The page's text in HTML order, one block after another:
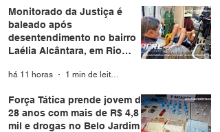
Monitorado da Justiça é
baleado após
desentendimento no bairro
Laélia Alcântara, em Rio
há 11 horas 1 min de leitura
Força Tática prende jovem de
28 anos com mais de R$ 4,8
mil e drogas no Belo Jardim I